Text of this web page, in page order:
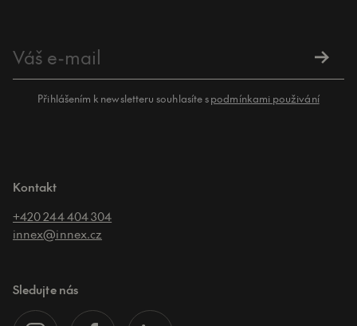
Přihlášením k newsletteru souhlasíte spodmínkami použivání
Kontakt
+420 244 404 304
innex@innex.cz
Sledujte nás